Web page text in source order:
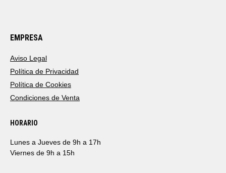
EMPRESA
Aviso Legal
Política de Privacidad
Política de Cookies
Condiciones de Venta
HORARIO
Lunes a Jueves de 9h a 17h
Viernes de 9h a 15h